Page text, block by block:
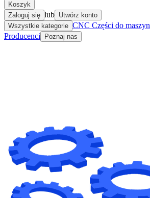
Koszyk
Zaloguj się lub Utwórz konto
Wszystkie kategorie CNC Części do maszyn
Producenci
Poznaj nas